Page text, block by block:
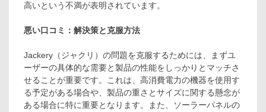
高いという不満が表明されています。
悪い口コミ：解決策と克服方法
Jackery（ジャクリ）の問題を克服するためには、まずユ
ーザーの具体的な需要と製品の性能をしっかりとマッチさ
せることが重要です。これは、高消費電力の機器を使用す
る予定がある場合や、製品の重さとサイズに関する懸念が
ある場合に特に重要となります。また、ソーラーパネルの